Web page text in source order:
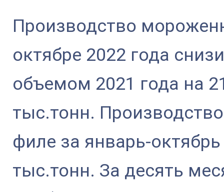
Производство
октябре 2022 года
объемом 2021 года на
тыс.тонн.
филе за январь-
тыс.тонн. За десять